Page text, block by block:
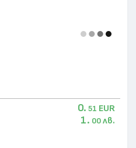
0. 51 EUR
1. 00 лв.